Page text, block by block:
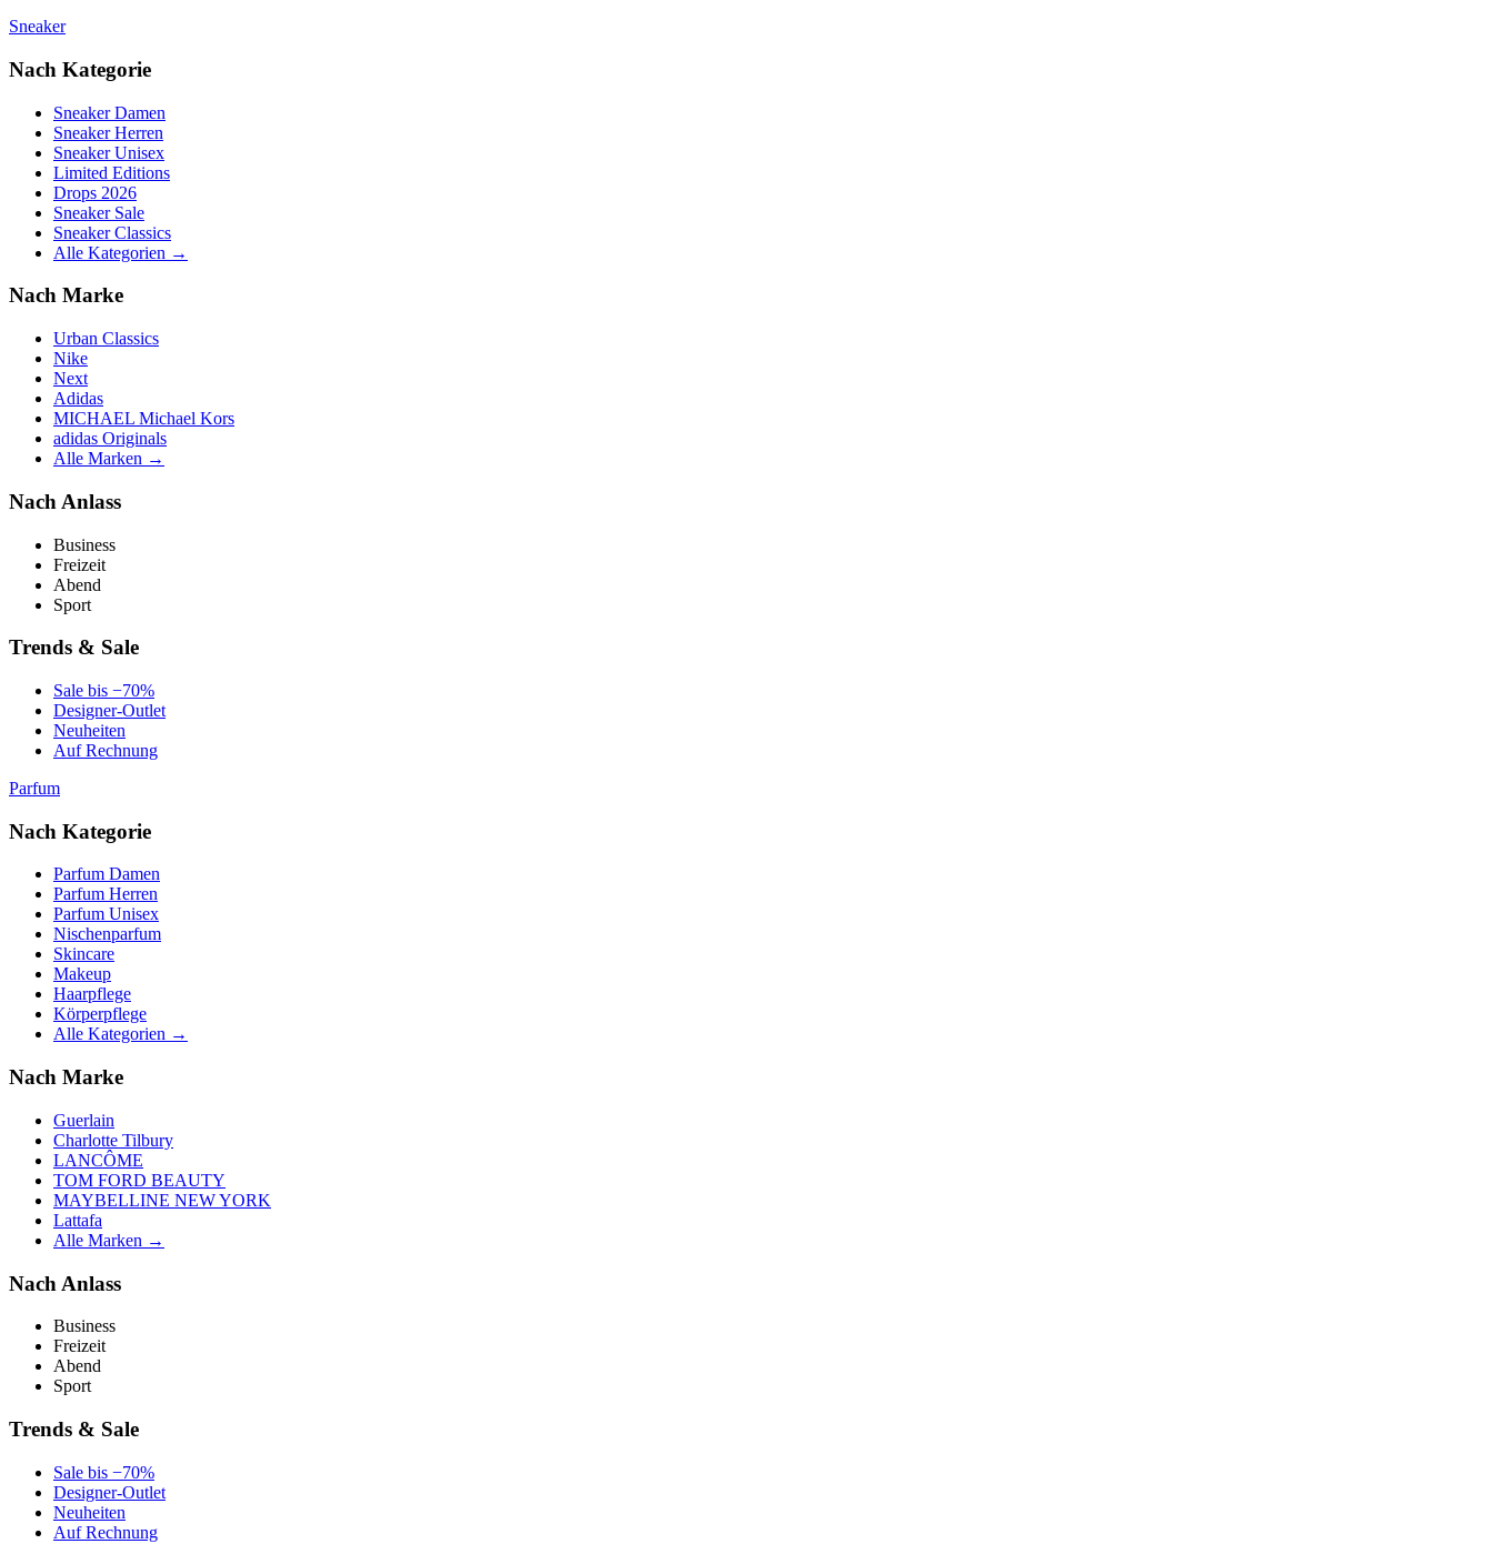
Sneaker
Nach Kategorie
Sneaker Damen
Sneaker Herren
Sneaker Unisex
Limited Editions
Drops 2026
Sneaker Sale
Sneaker Classics
Alle Kategorien →
Nach Marke
Urban Classics
Nike
Next
Adidas
MICHAEL Michael Kors
adidas Originals
Alle Marken →
Nach Anlass
Business
Freizeit
Abend
Sport
Trends & Sale
Sale bis −70%
Designer-Outlet
Neuheiten
Auf Rechnung
Parfum
Nach Kategorie
Parfum Damen
Parfum Herren
Parfum Unisex
Nischenparfum
Skincare
Makeup
Haarpflege
Körperpflege
Alle Kategorien →
Nach Marke
Guerlain
Charlotte Tilbury
LANCÔME
TOM FORD BEAUTY
MAYBELLINE NEW YORK
Lattafa
Alle Marken →
Nach Anlass
Business
Freizeit
Abend
Sport
Trends & Sale
Sale bis −70%
Designer-Outlet
Neuheiten
Auf Rechnung